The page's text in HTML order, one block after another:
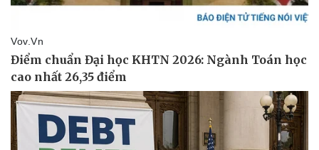
Doanh nhân
Trải nghiệm
Chuyển đổi số